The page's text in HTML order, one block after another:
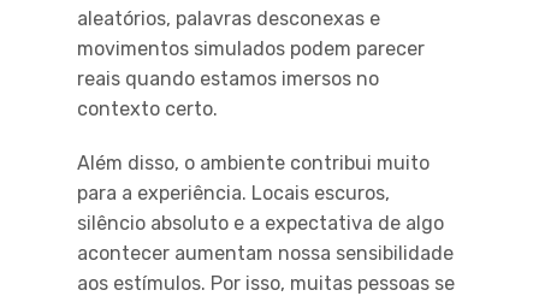
aleatórios, palavras desconexas e
movimentos simulados podem parecer
reais quando estamos imersos no
contexto certo.
Além disso, o ambiente contribui muito
para a experiência. Locais escuros,
silêncio absoluto e a expectativa de algo
acontecer aumentam nossa sensibilidade
aos estímulos. Por isso, muitas pessoas se